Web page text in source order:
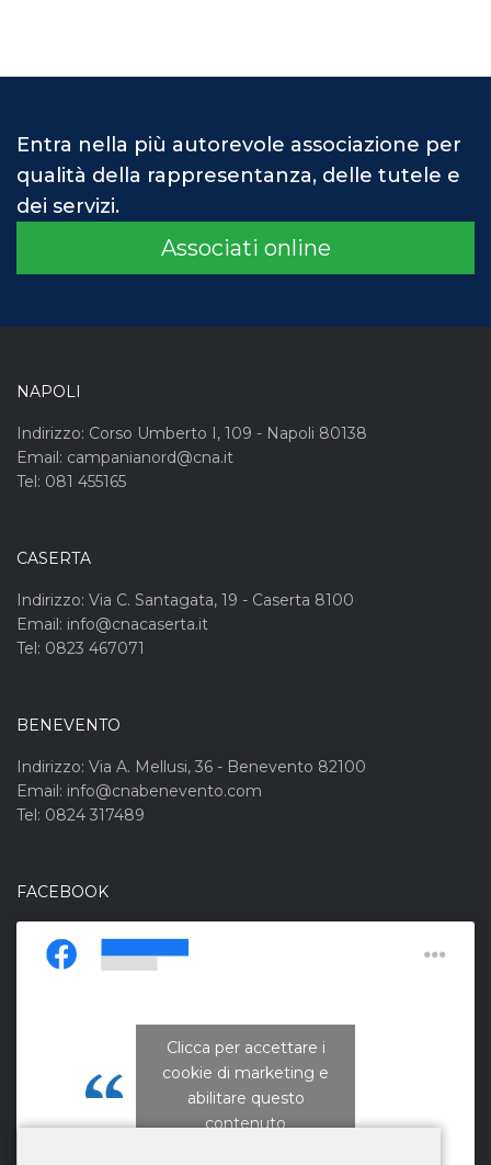
Entra nella più autorevole associazione per
qualità della rappresentanza, delle tutele e
dei servizi.
Associati online
NAPOLI
Indirizzo: Corso Umberto I, 109 - Napoli 80138
Email: campanianord@cna.it
Tel: 081 455165
CASERTA
Indirizzo: Via C. Santagata, 19 - Caserta 8100
Email: info@cnacaserta.it
Tel: 0823 467071
BENEVENTO
Indirizzo: Via A. Mellusi, 36 - Benevento 82100
Email: info@cnabenevento.com
Tel: 0824 317489
FACEBOOK
CNA Campania Nord
Clicca per accettare i
cookie di marketing e
abilitare questo
contenuto